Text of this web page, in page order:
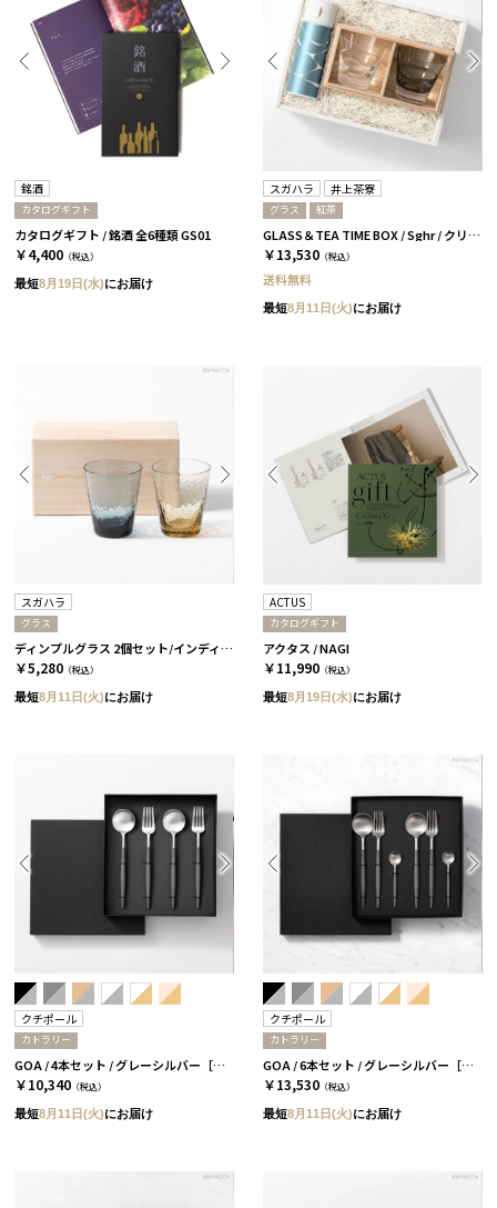
銘酒
カタログギフト
カタログギフト / 銘酒 全6種類 GS01
￥4,400 （税込）
最短8月19日(水)にお届け
スガハラ 井上茶寮
グラス 紅茶
GLASS＆TEA TIME BOX / Sghr / クリアー＆カーボンブラック
￥13,530 （税込）
送料無料
最短8月11日(火)にお届け
スガハラ
グラス
ディンプルグラス 2個セット/インディゴ＆タン［スガハラ］
￥5,280 （税込）
最短8月11日(火)にお届け
ACTUS
カタログギフト
アクタス / NAGI
￥11,990 （税込）
最短8月19日(水)にお届け
クチポール
カトラリー
GOA / 4本セット / グレーシルバー［クチポール］
￥10,340 （税込）
最短8月11日(火)にお届け
クチポール
カトラリー
GOA / 6本セット / グレーシルバー［クチポール］
￥13,530 （税込）
最短8月11日(火)にお届け